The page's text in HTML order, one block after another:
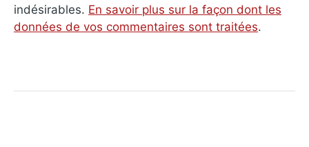
indésirables. En savoir plus sur la façon dont les
données de vos commentaires sont traitées.